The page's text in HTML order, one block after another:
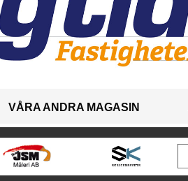
VÅRA ANDRA MAGASIN